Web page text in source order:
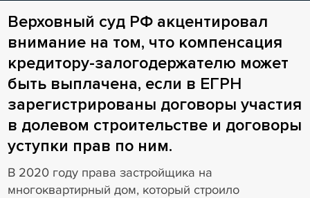
Верховный суд РФ акцентировал
внимание на том, что компенсация
кредитору-залогодержателю может
быть выплачена, если в ЕГРН
зарегистрированы договоры участия
в долевом строительстве и договоры
уступки прав по ним.
В 2020 году права застройщика на
многоквартирный дом, который строило